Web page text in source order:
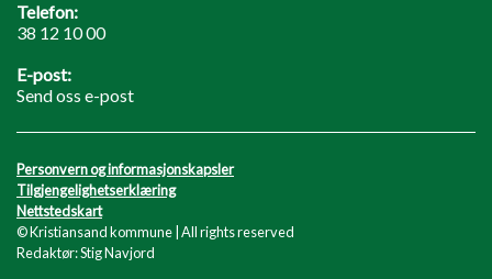
Telefon:
38 12 10 00
E-post:
Send oss e-post
Personvern og informasjonskapsler
Tilgjengelighetserklæring
Nettstedskart
© Kristiansand kommune | All rights reserved
Redaktør: Stig Navjord